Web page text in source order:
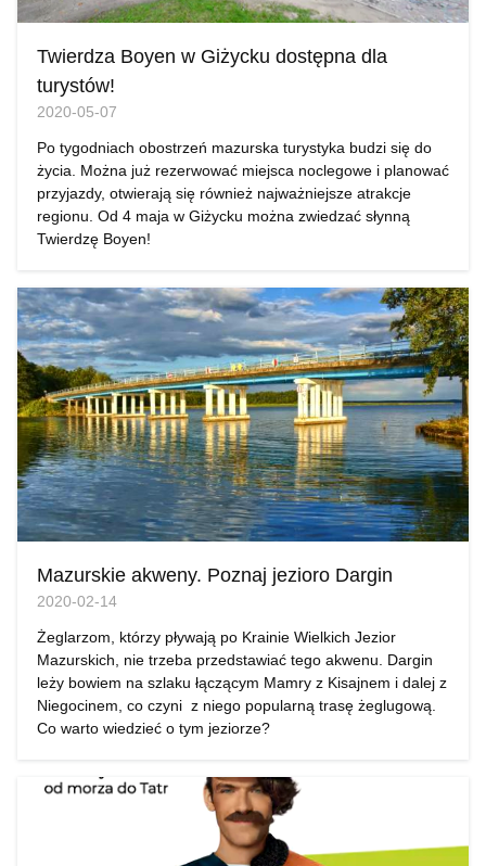
Twierdza Boyen w Giżycku dostępna dla
turystów!
2020-05-07
Po tygodniach obostrzeń mazurska turystyka budzi się do
życia. Można już rezerwować miejsca noclegowe i planować
przyjazdy, otwierają się również najważniejsze atrakcje
regionu. Od 4 maja w Giżycku można zwiedzać słynną
Twierdzę Boyen!
Mazurskie akweny. Poznaj jezioro Dargin
2020-02-14
Żeglarzom, którzy pływają po Krainie Wielkich Jezior
Mazurskich, nie trzeba przedstawiać tego akwenu. Dargin
leży bowiem na szlaku łączącym Mamry z Kisajnem i dalej z
Niegocinem, co czyni z niego popularną trasę żeglugową.
Co warto wiedzieć o tym jeziorze?